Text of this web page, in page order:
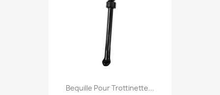
Bequille Pour Trottinette...